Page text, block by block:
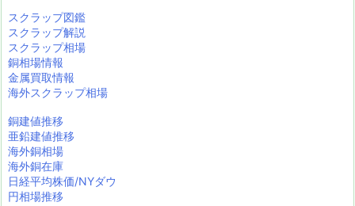
スクラップ図鑑
スクラップ解説
スクラップ相場
銅相場情報
金属買取情報
海外スクラップ相場
銅建値推移
亜鉛建値推移
海外銅相場
海外銅在庫
日経平均株価/NYダウ
円相場推移